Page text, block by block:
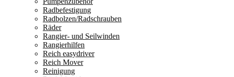
Radbefestigung
Radbolzen/Radschrauben
Räder
Rangier- und Seilwinden
Rangierhilfen
Reich easydriver
Reich Mover
Reinigung